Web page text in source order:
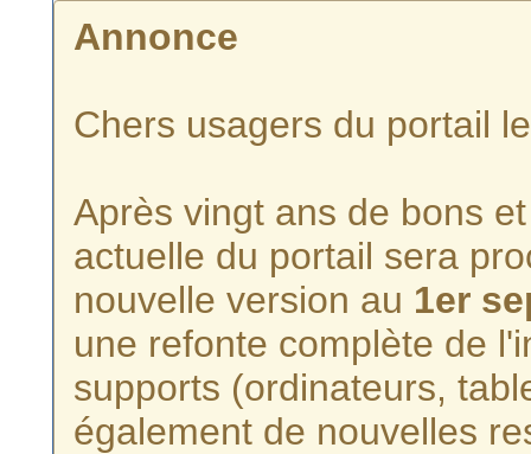
Annonce
Chers usagers du portail
Après vingt ans de bons
actuelle du portail sera
nouvelle version au 1er
une refonte complète de
supports (ordinateurs,
également de nouvelles